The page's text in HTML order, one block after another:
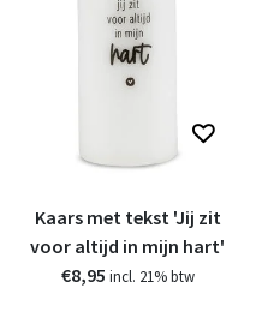
Kaars met tekst 'Jij zit
voor altijd in mijn hart'
€8,95 incl. 21% btw